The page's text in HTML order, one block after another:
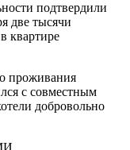
подтвердили
две тысячи
квартире
проживания
с совместным
добровольно